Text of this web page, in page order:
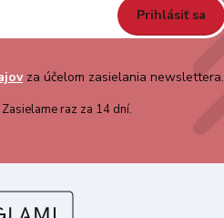
Prihlásiť sa
za účelom zasielania newslettera.
raz za 14 dní.